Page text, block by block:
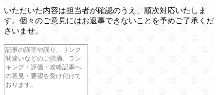
いただいた内容は担当者が確認のうえ、順次対応いたしま
す。個々のご意見にはお返事できないことを予めご了承くだ
さいませ。